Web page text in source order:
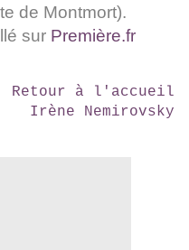
de Montmort).
sur Première.fr
Retour à l'accueil
Irène Nemirovsky